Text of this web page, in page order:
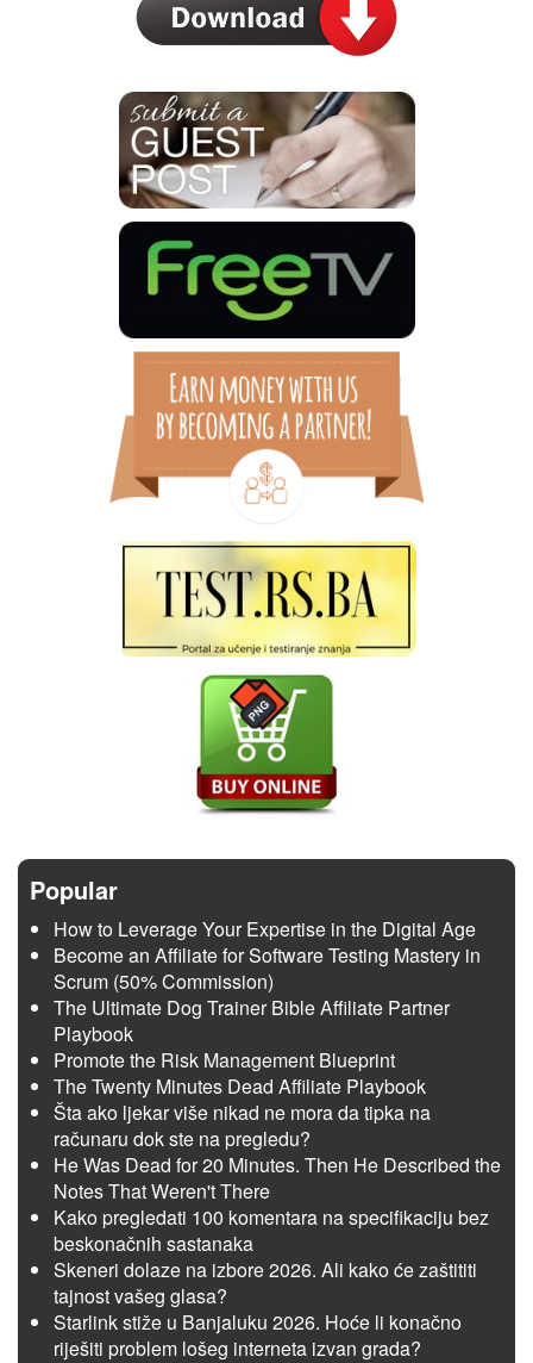
Popular
How to Leverage Your Expertise in the Digital Age
Become an Affiliate for Software Testing Mastery in
Scrum (50% Commission)
The Ultimate Dog Trainer Bible Affiliate Partner
Playbook
Promote the Risk Management Blueprint
The Twenty Minutes Dead Affiliate Playbook
Šta ako ljekar više nikad ne mora da tipka na
računaru dok ste na pregledu?
He Was Dead for 20 Minutes. Then He Described the
Notes That Weren't There
Kako pregledati 100 komentara na specifikaciju bez
beskonačnih sastanaka
Skeneri dolaze na izbore 2026. Ali kako će zaštititi
tajnost vašeg glasa?
Starlink stiže u Banjaluku 2026. Hoće li konačno
riješiti problem lošeg interneta izvan grada?